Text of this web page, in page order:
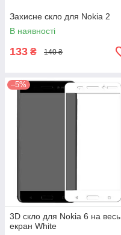
Захисне скло для Nokia 2
В наявності
133 ₴ 140 ₴
–5%
3D скло для Nokia 6 на весь
екран White